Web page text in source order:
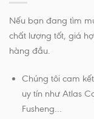
Nếu bạn đang tìm
chất lượng tốt, giá
hàng đầu.
Chúng tôi cam
uy tín như Atlas
Fusheng…